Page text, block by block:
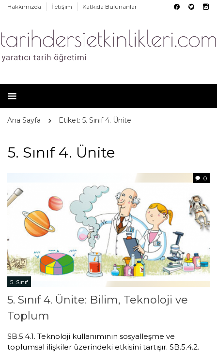
Hakkımızda İletişim Katkıda Bulunanlar
Ana Sayfa Etiket: 5. Sınıf 4. Ünite
5. Sınıf 4. Ünite
0
5. Sınıf
5. Sınıf 4. Ünite: Bilim, Teknoloji ve
Toplum
SB.5.4.1. Teknoloji kullanımının sosyalleşme ve
toplumsal ilişkiler üzerindeki etkisini tartışır. SB.5.4.2.